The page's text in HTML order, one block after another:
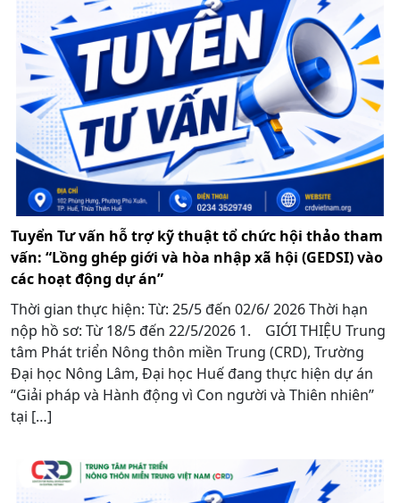
Tuyển Tư vấn hỗ trợ kỹ thuật tổ chức hội thảo tham
vấn: “Lồng ghép giới và hòa nhập xã hội (GEDSI) vào
các hoạt động dự án”
Thời gian thực hiện: Từ: 25/5 đến 02/6/ 2026 Thời hạn
nộp hồ sơ: Từ 18/5 đến 22/5/2026 1. GIỚI THIỆU Trung
tâm Phát triển Nông thôn miền Trung (CRD), Trường
Đại học Nông Lâm, Đại học Huế đang thực hiện dự án
“Giải pháp và Hành động vì Con người và Thiên nhiên”
tại […]